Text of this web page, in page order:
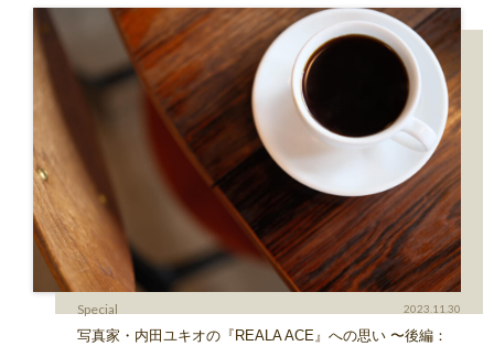
Special 2023.11.30
写真家・内田ユキオの『REALA ACE』への思い 〜後編：